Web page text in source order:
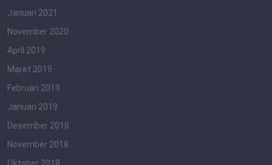
Januari 2021
November 2020
April 2019
Maret 2019
Februari 2019
Januari 2019
Desember 2018
November 2018